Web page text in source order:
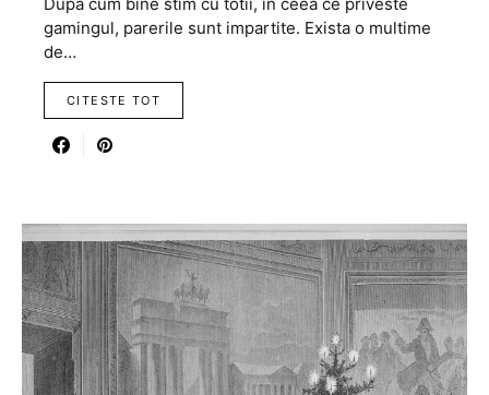
gamingul, parerile sunt impartite. Exista o multime
de…
CITESTE TOT